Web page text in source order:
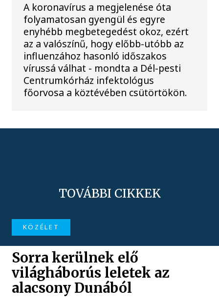
A koronavírus a megjelenése óta
folyamatosan gyengül és egyre
enyhébb megbetegedést okoz, ezért
az a valószínű, hogy előbb-utóbb az
influenzához hasonló időszakos
vírussá válhat - mondta a Dél-pesti
Centrumkórház infektológus
főorvosa a köztévében csütörtökön.
TOVÁBBI CIKKEK
KÖZÉLET
Sorra kerülnek elő
világháborús leletek az
alacsony Dunából